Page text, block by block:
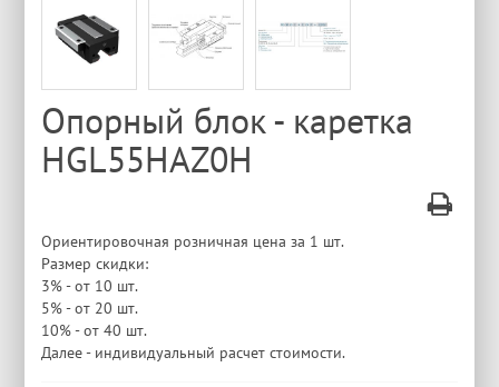
Опорный блок - каретка
HGL55HAZ0H
Ориентировочная розничная цена за 1 шт.
Размер скидки:
3% - от 10 шт.
5% - от 20 шт.
10% - от 40 шт.
Далее - индивидуальный расчет стоимости.